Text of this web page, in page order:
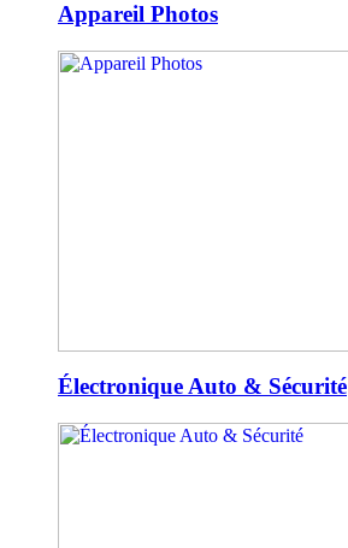
Appareil Photos
Électronique Auto & Sécurité